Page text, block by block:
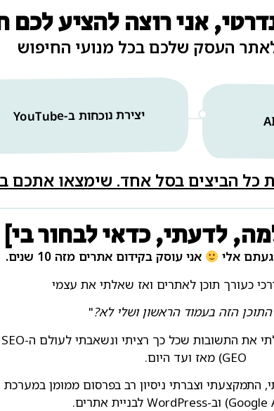
אני רוצה להציע לכם
העסק שלכם בכל מנועי החיפוש
יצירת נוכחות ב-YouTube
כל הביצים בסל אחד. שימצאו אתכם
לדעתי, כדאי לבחור בי]
אלי
אני עוסק בקידום אתרים מזה 10 שנים.
כעורך תוכן לאתרים ואז שאלתי את עצמי
הזה בעמוד הראשון ושלי לא?"
GEO) מאז ועד היום.
וצברתי ניסיון רב בפרסום ממומן במערכת